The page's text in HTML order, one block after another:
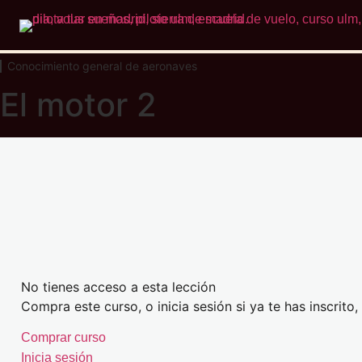
Conocimiento general de aeronaves
El motor 2
No tienes acceso a esta lección
Compra este curso, o inicia sesión si ya te has
Comprar curso
Inicia sesión